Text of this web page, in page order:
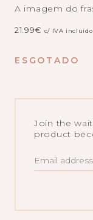
A imagem do
21.99€ c/ IVA incluído
ESGOTADO
Join the
product
YOUR
EMAIL
THE